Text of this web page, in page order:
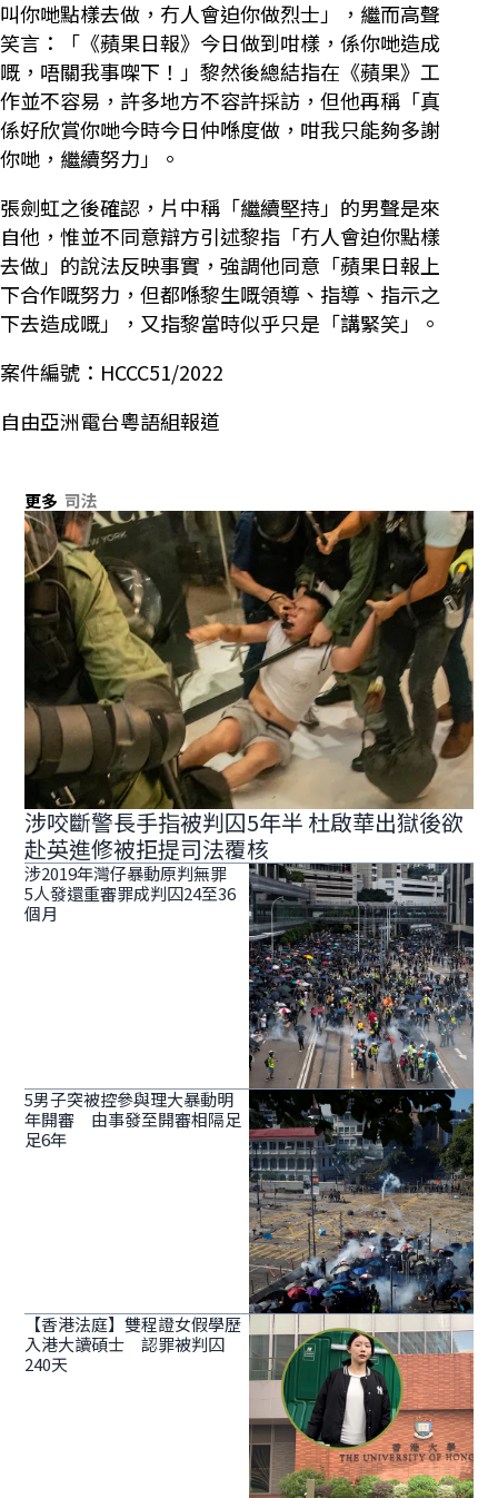
叫你哋點樣去做，冇人會迫你做烈士」，繼而高聲
笑言：「《蘋果日報》今日做到咁樣，係你哋造成
嘅，唔關我事㗎下！」黎然後總結指在《蘋果》工
作並不容易，許多地方不容許採訪，但他再稱「真
係好欣賞你哋今時今日仲喺度做，咁我只能夠多謝
你哋，繼續努力」。
張劍虹之後確認，片中稱「繼續堅持」的男聲是來
自他，惟並不同意辯方引述黎指「冇人會迫你點樣
去做」的說法反映事實，強調他同意「蘋果日報上
下合作嘅努力，但都喺黎生嘅領導、指導、指示之
下去造成嘅」，又指黎當時似乎只是「講緊笑」。
案件編號：HCCC51/2022
自由亞洲電台粵語組報道
更多 司法
涉咬斷警長手指被判囚5年半 杜啟華出獄後欲
赴英進修被拒提司法覆核
涉2019年灣仔暴動原判無罪
5人發還重審罪成判囚24至36
個月
5男子突被控參與理大暴動明
年開審 由事發至開審相隔足
足6年
【香港法庭】雙程證女假學歷
入港大讀碩士 認罪被判囚
240天